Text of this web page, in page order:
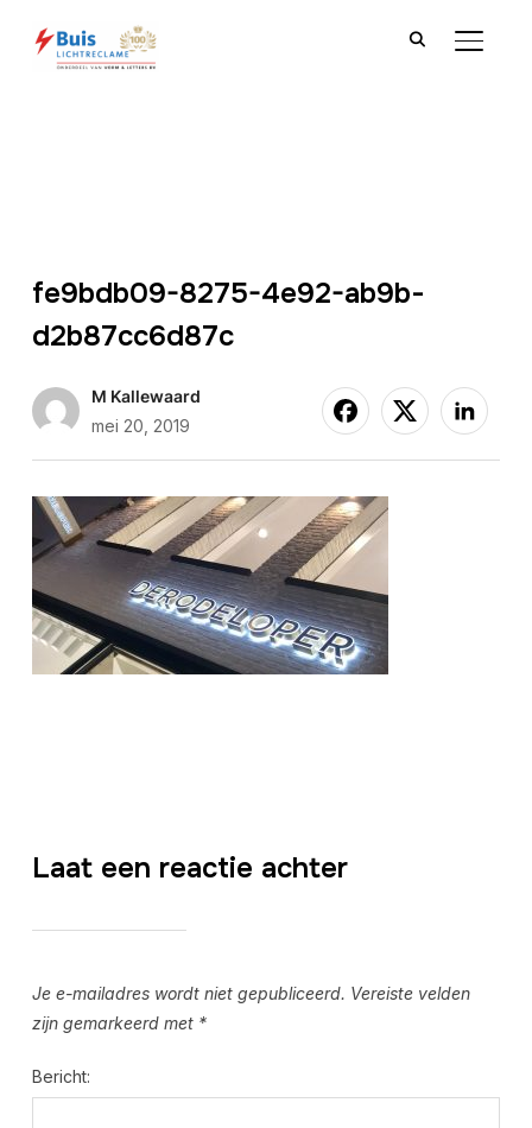
fe9bdb09-8275-4e92-ab9b-
d2b87cc6d87c
M Kallewaard
mei 20, 2019
Laat een reactie achter
Je e-mailadres wordt niet gepubliceerd. Vereiste velden
zijn gemarkeerd met *
Bericht: